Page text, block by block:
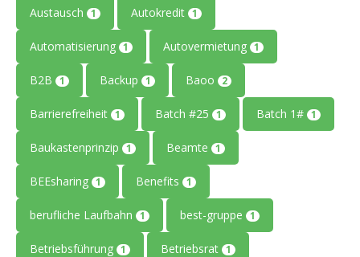
Austausch 1 Autokredit 1
Automatisierung 1 Autovermietung 1
B2B 1 Backup 1 Baoo 2
Barrierefreiheit 1 Batch #25 1 Batch 1# 1
Baukastenprinzip 1 Beamte 1
BEEsharing 1 Benefits 1
berufliche Laufbahn 1 best-gruppe 1
Betriebsführung 1 Betriebsrat 1